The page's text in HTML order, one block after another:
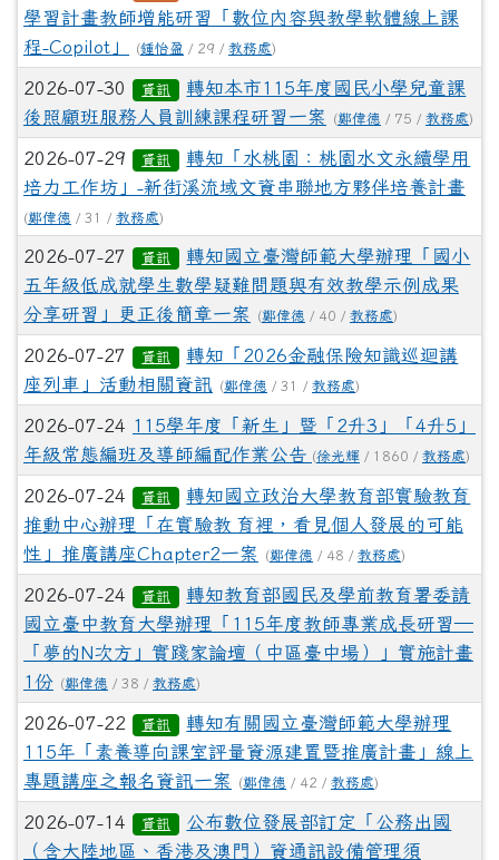
學習計畫教師增能研習「數位內容與教學軟體線上課
程-Copilot」
(鍾怡盈 / 29 / 教務處)
2026-07-30 資訊
轉知本市115年度國民小學兒童課
後照顧班服務人員訓練課程研習一案
(鄭偉德 / 75 / 教務處)
2026-07-29 資訊
轉知「水桃園：桃園水文永續學用
培力工作坊」-新街溪流域文資串聯地方夥伴培養計畫
(鄭偉德 / 31 / 教務處)
2026-07-27 資訊
轉知國立臺灣師範大學辦理「國小
五年級低成就學生數學疑難問題與有效教學示例成果
分享研習」更正後簡章一案
(鄭偉德 / 40 / 教務處)
2026-07-27 資訊
轉知「2026金融保險知識巡迴講
座列車」活動相關資訊
(鄭偉德 / 31 / 教務處)
2026-07-24 115學年度「新生」暨「2升3」「4升5」
年級常態編班及導師編配作業公告 (徐光輝 / 1860 / 教務處)
2026-07-24 資訊
轉知國立政治大學教育部實驗教育
推動中心辦理「在實驗教 育裡，看見個人發展的可能
性」推廣講座Chapter2一案
(鄭偉德 / 48 / 教務處)
2026-07-24 資訊
轉知教育部國民及學前教育署委請
國立臺中教育大學辦理「115年度教師專業成長研習—
「夢的N次方」實踐家論壇（中區臺中場）」實施計畫
1份 (鄭偉德 / 38 / 教務處)
2026-07-22 資訊
轉知有關國立臺灣師範大學辦理
115年「素養導向課室評量資源建置暨推廣計畫」線上
專題講座之報名資訊一案
(鄭偉德 / 42 / 教務處)
2026-07-14 資訊
公布數位發展部訂定「公務出國
（含大陸地區、香港及澳門）資通訊設備管理須